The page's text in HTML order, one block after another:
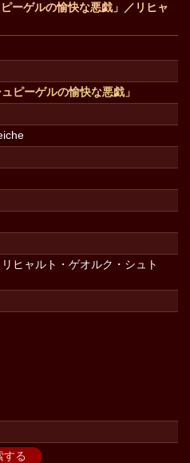
ーゲルの愉快な悪戯」／リヒャ
ピーゲルの愉快な悪戯」
リヒャルト・ゲオルク・シュト
する